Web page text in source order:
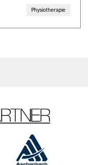
Physiotherapie